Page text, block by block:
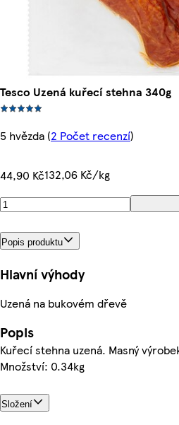
Tesco Uzená kuřecí stehna 340g
5 hvězda (2 Počet recenzí)
44,90 Kč132,06 Kč/kg
Popis produktu
Hlavní výhody
Uzená na bukovém dřevě
Popis
Kuřecí stehna uzená. Masný
Množství: 0.34kg
Složení